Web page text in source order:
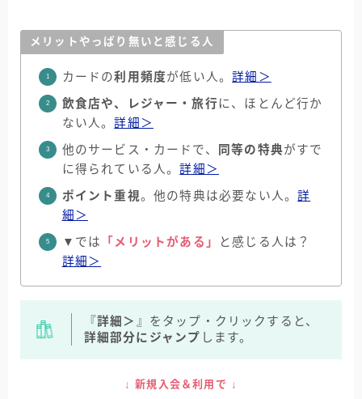
メリットやっぱり無いと感じる人
カードの利用頻度が低い人。詳細＞
飲食店や、レジャー・旅行に、ほとんど行か
ない人。詳細＞
他のサービス・カードで、 同等の特典がすで
に得られている人。詳細＞
ポイント重視。他の特典は必要ない人。詳
細＞
▼では 「メリットがある」
と感じる人は？
詳細＞
『詳細＞ 』をタップ・クリックすると、
詳細部分にジャンプ します。
↓ 新規入会＆利用で ↓